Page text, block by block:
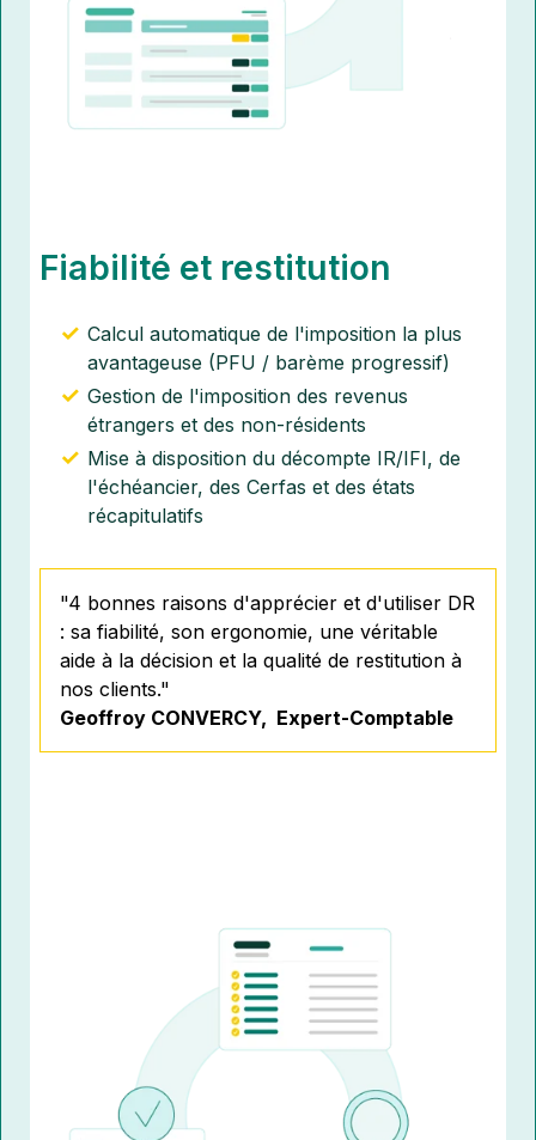
Fiabilité et restitution
Calcul automatique de l'imposition la plus
avantageuse (PFU / barème progressif)
Gestion de l'imposition des revenus
étrangers et des non-résidents
Mise à disposition du décompte IR/IFI, de
l'échéancier, des Cerfas et des états
récapitulatifs
"4 bonnes raisons d'apprécier et d'utiliser DR
: sa fiabilité, son ergonomie, une véritable
aide à la décision et la qualité de restitution à
nos clients."
Geoffroy CONVERCY, Expert-Comptable